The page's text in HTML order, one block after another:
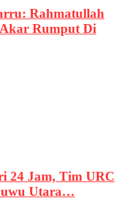
Rahmatullah
Rumput Di
24 Jam, Tim URC
Utara…